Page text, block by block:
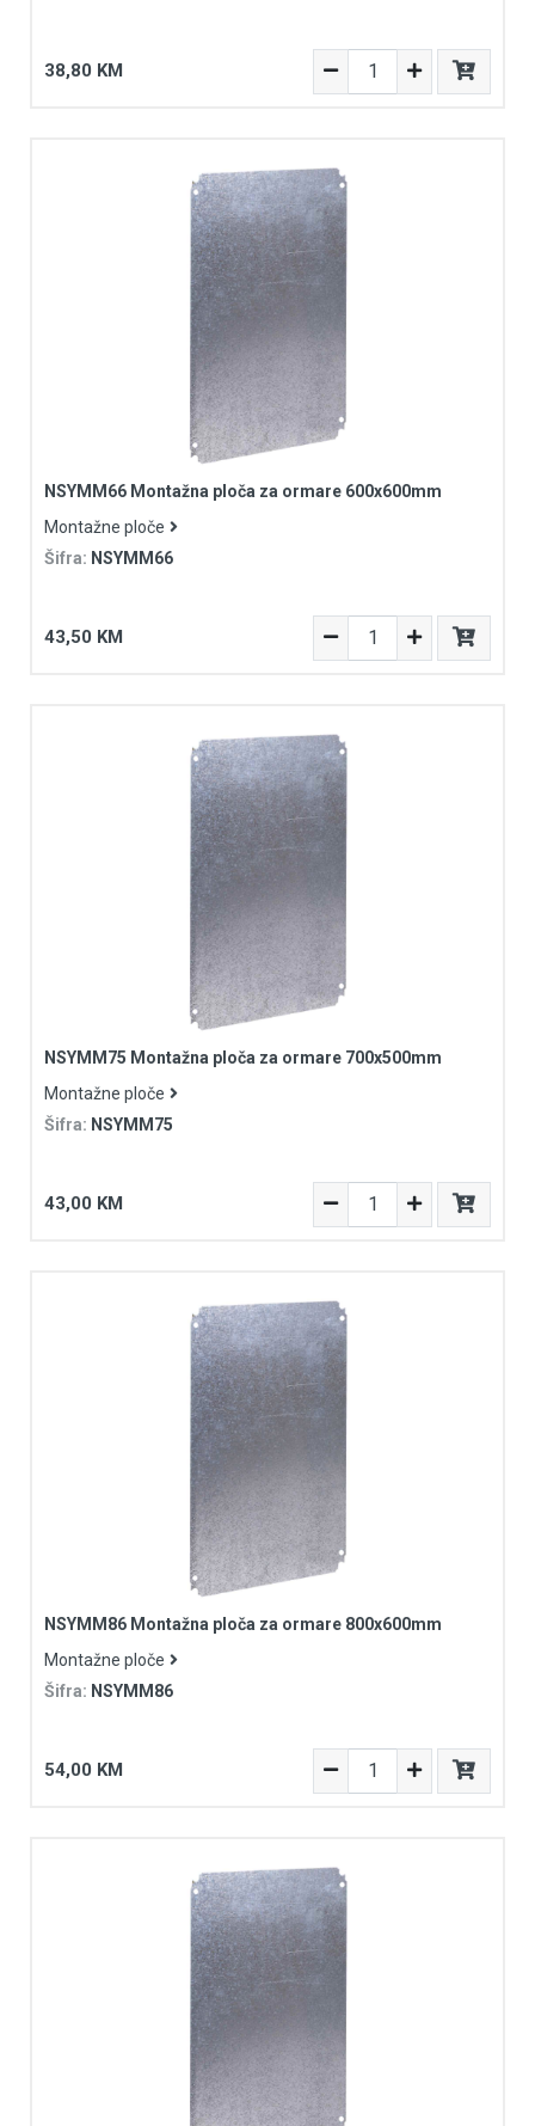
38,80 KM
NSYMM66 Montažna ploča za ormare 600x600mm
Montažne ploče
Šifra: NSYMM66
43,50 KM
NSYMM75 Montažna ploča za ormare 700x500mm
Montažne ploče
Šifra: NSYMM75
43,00 KM
NSYMM86 Montažna ploča za ormare 800x600mm
Montažne ploče
Šifra: NSYMM86
54,00 KM